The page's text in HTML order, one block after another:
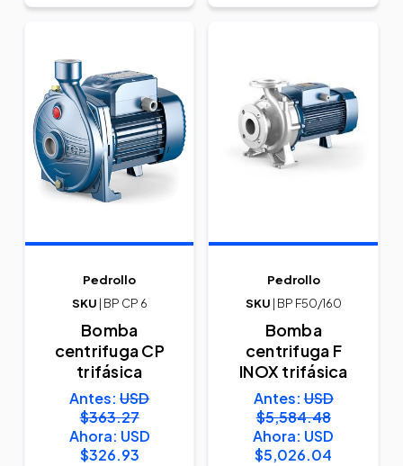
Pedrollo
SKU | BP CP 6
Bomba
centrifuga CP
trifásica
Antes:USD
$363.27
Ahora: USD
$326.93
Pedrollo
SKU | BP F50/160
Bomba
centrifuga F
INOX trifásica
Antes:USD
$5,584.48
Ahora: USD
$5,026.04